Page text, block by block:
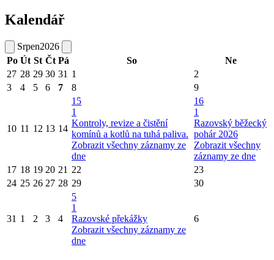
Kalendář
Srpen2026
Po Út St Čt Pá So
Ne
27 28 29 30 31 1
2
3
4 5 6 7 8 9
10 11 12 13 14
15
1
Kontroly, revize a čistění
komínů a kotlů na tuhá paliva.
Zobrazit všechny záznamy ze
dne
16
1
Razovský běžecký
pohár 2026
Zobrazit všechny
záznamy ze dne
17 18 19 20 21 22
23
24 25 26 27 28 29 30
31 1 2 3 4
5
1
Razovské překážky
Zobrazit všechny záznamy ze
dne
6